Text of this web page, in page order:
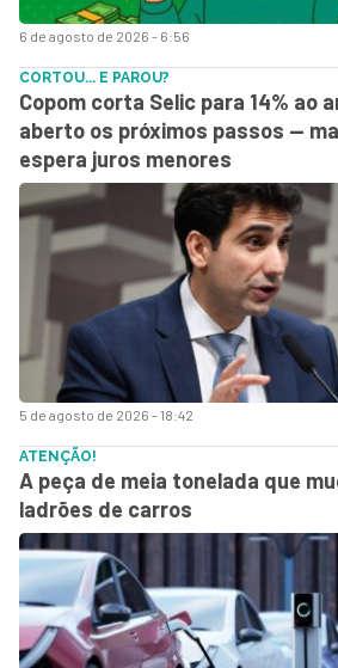
6 de agosto de 2026 - 6:56
5 de agosto de 2026 - 18:42
CORTOU... E PAROU?
Copom corta Selic para 14% ao
aberto os próximos passos —
espera juros menores
ATENÇÃO!
A peça de meia tonelada que
ladrões de carros